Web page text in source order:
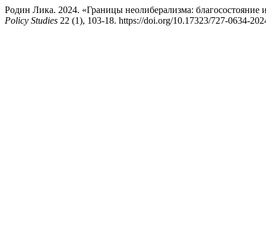
Родин Лика. 2024. «Границы неолиберализма: благосостояние
Policy Studies 22 (1), 103-18. https://doi.org/10.17323/727-0634-